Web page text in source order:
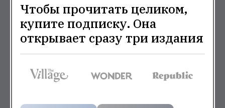
Чтобы прочитать целиком,
купите подписку. Она
открывает сразу три издания